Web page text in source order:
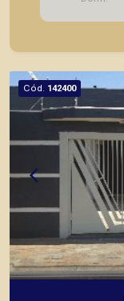
Cód. 142400